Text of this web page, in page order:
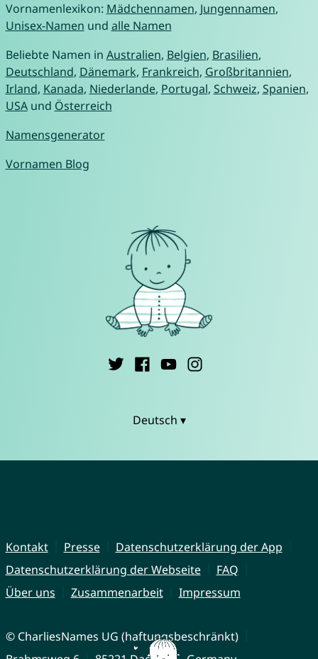
Vornamenlexikon: Mädchennamen, Jungennamen,
Unisex-Namen und alle Namen
Beliebte Namen in Australien, Belgien, Brasilien,
Deutschland, Dänemark, Frankreich, Großbritannien,
Irland, Kanada, Niederlande, Portugal, Schweiz, Spanien,
USAund Österreich
Namensgenerator
Vornamen Blog
Deutsch ▾
Kontakt Presse
Datenschutzerklärung der App
Datenschutzerklärung der Webseite
FAQ
Über uns
Zusammenarbeit Impressum
© CharliesNames UG (haftungsbeschränkt)